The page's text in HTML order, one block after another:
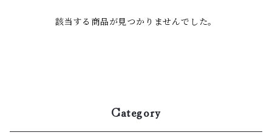
該当する商品が見つかりませんでした。
Category